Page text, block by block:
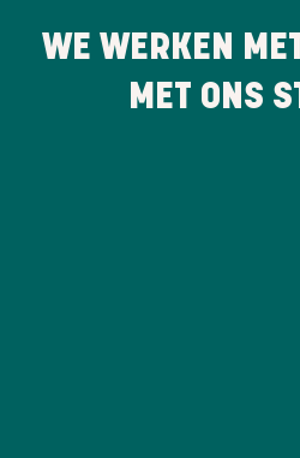
WE WERKEN
MET ONS